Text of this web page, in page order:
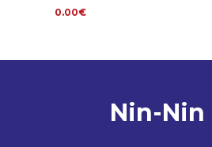
0.00€
Nin-Nin